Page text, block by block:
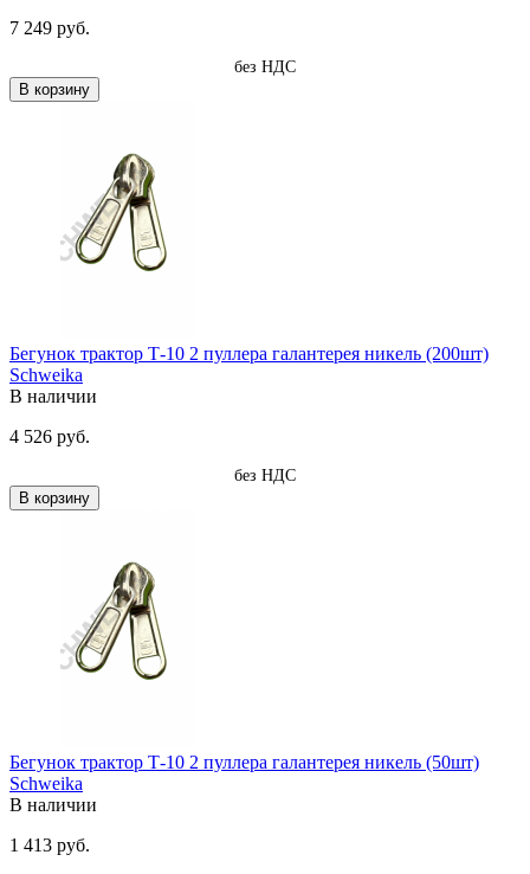
7 249 руб.
без НДС
В корзину
Бегунок трактор Т-10 2 пуллера галантерея никель (200шт)
Schweika
В наличии
4 526 руб.
без НДС
В корзину
Бегунок трактор Т-10 2 пуллера галантерея никель (50шт)
Schweika
В наличии
1 413 руб.